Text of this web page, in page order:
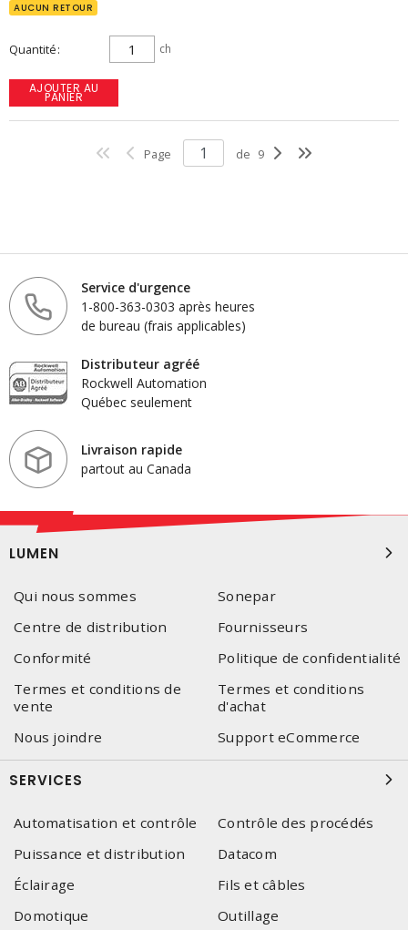
AUCUN RETOUR
Quantité ch
AJOUTER AU
PANIER
Page de 9
Service d'urgence
1-800-363-0303 après heures
de bureau (frais applicables)
Distributeur agréé
Rockwell Automation
Québec seulement
Livraison rapide
partout au Canada
LUMEN
Qui nous sommes
Sonepar
Centre de distribution
Fournisseurs
Conformité
Politique de confidentialité
Termes et conditions de
vente
Termes et conditions
d'achat
Nous joindre
Support eCommerce
SERVICES
Automatisation et contrôle
Contrôle des procédés
Puissance et distribution
Datacom
Éclairage
Fils et câbles
Domotique
Outillage